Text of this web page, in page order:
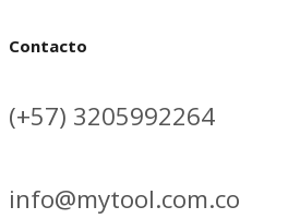
Contacto
(+57) 3205992264
info@mytool.com.co